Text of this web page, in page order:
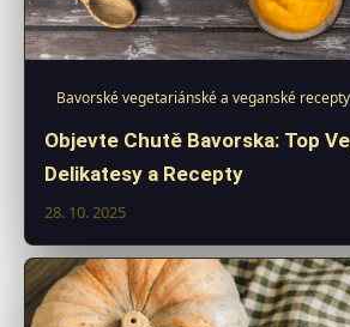
Bavorské vegetariánské a veganské recepty
Objevte Chutě Bavorska: Top
Delikatesy a Recepty
28. 10. 2025